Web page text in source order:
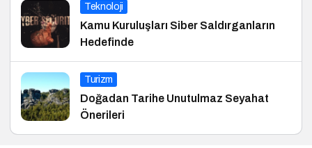
Teknoloji
Kamu Kuruluşları Siber Saldırganların
Hedefinde
Turizm
Doğadan Tarihe Unutulmaz Seyahat
Önerileri